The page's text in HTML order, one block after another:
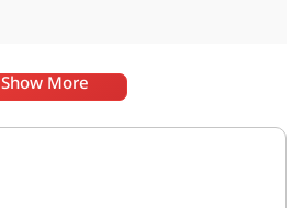
Show More